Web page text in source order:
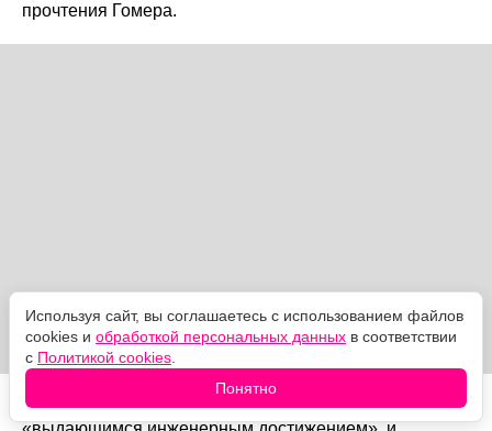
прочтения Гомера.
Уилсон хвалит эпизод с троянским конём, называя его
Используя сайт, вы соглашаетесь с использованием файлов
cookies и обработкой персональных данных в соответствии
с Политикой cookies
Понятно